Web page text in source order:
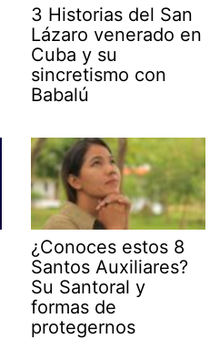
3 Historias del San
Lázaro venerado en
Cuba y su
sincretismo con
Babalú
¿Conoces estos 8
Santos Auxiliares?
Su Santoral y
formas de
protegernos